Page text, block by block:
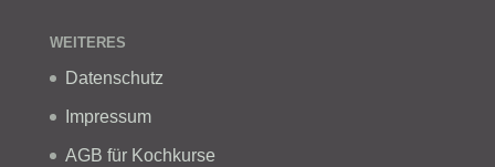
WEITERES
Datenschutz
Impressum
AGB für Kochkurse